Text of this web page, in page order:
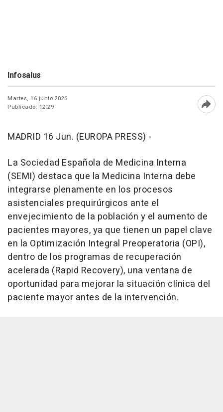
Infosalus
Martes, 16 junio 2026
Publicado: 12:29
MADRID 16 Jun. (EUROPA PRESS) -
La Sociedad Española de Medicina Interna
(SEMI) destaca que la Medicina Interna debe
integrarse plenamente en los procesos
asistenciales prequirúrgicos ante el
envejecimiento de la población y el aumento de
pacientes mayores, ya que tienen un papel clave
en la Optimización Integral Preoperatoria (OPI),
dentro de los programas de recuperación
acelerada (Rapid Recovery), una ventana de
oportunidad para mejorar la situación clínica del
paciente mayor antes de la intervención.